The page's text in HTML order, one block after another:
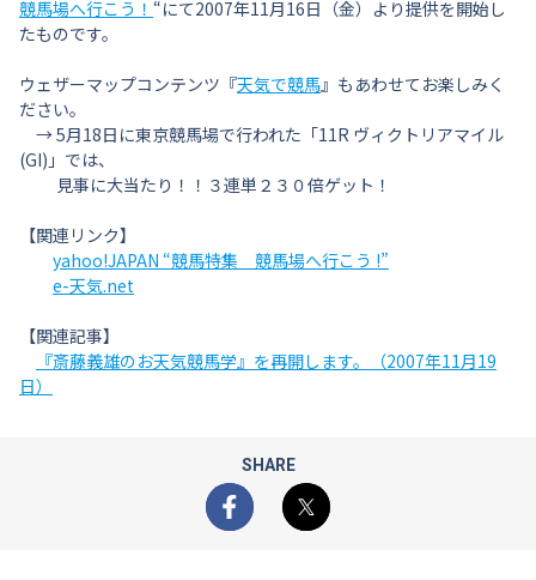
競馬場へ行こう！ “にて2007年11月16日（金）より提供を開始し
たものです。
ウェザーマップコンテンツ『天気で競馬』もあわせてお楽しみく
ださい。
→ 5月18日に東京競馬場で行われた「11R ヴィクトリアマイル
(GI)」では、
見事に大当たり！！３連単２３０倍ゲット！
【関連リンク】
yahoo!JAPAN “競馬特集 競馬場へ行こう !”
e-天気.net
【関連記事】
『斎藤義雄のお天気競馬学』を再開します。（2007年11月19
日）
SHARE
Facebook
X